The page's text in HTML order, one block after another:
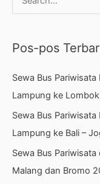
u
n
Pos-pos
Sewa Bus
Lampung ke
Sewa Bus
Lampung ke Bali –
Sewa Bus
Malang dan Bromo